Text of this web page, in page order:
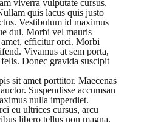
viverra vulputate cursus.
quis lacus quis justo
Vestibulum id maximus
dui. Morbi vel mauris
efficitur orci. Morbi
Vivamus at sem porta,
Donec gravida suscipit
sit amet porttitor. Maecenas
Suspendisse accumsan
nulla imperdiet.
eu ultrices cursus, arcu
libero tellus non magna.